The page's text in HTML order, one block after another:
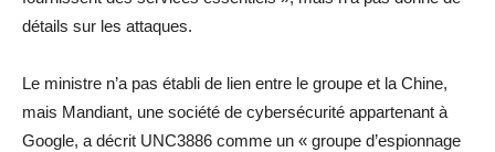
détails sur les attaques.
Le ministre n’a pas établi de lien entre le groupe et la Chine,
mais Mandiant, une société de cybersécurité appartenant à
Google, a décrit UNC3886 comme un « groupe d’espionnage